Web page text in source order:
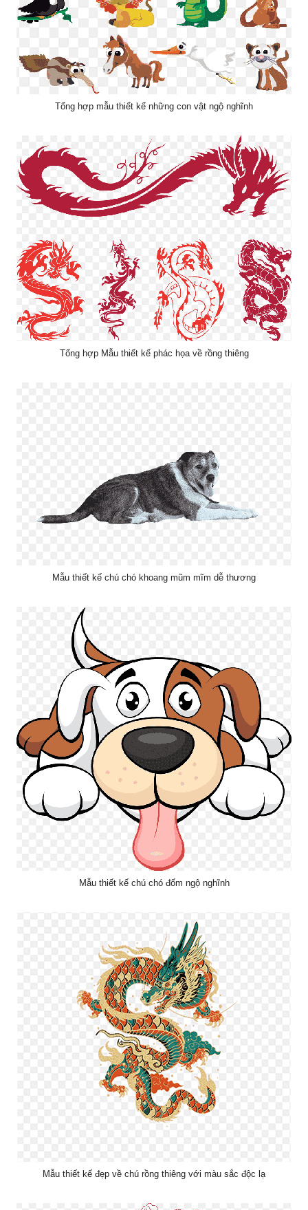
Tổng hợp mẫu thiết kế những con vật ngộ nghĩnh
Tổng hợp Mẫu thiết kế phác họa về rồng thiêng
Mẫu thiết kế chú chó khoang mũm mĩm dễ thương
Mẫu thiết kế chú chó đốm ngộ nghĩnh
Mẫu thiết kế đẹp về chú rồng thiêng với màu sắc độc lạ